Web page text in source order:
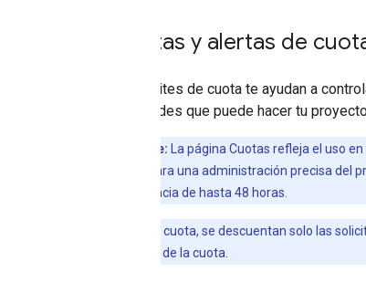
Cuotas y alertas de
Los límites de cuota te ayudan a
solicitudes que puede hacer tu
Importante: La página Cuotas refleja el uso
facturación. Para una administración precisa del
tener una latencia de hasta 48 horas.
De la cuota, se descuentan solo las
se descuentan de la cuota.